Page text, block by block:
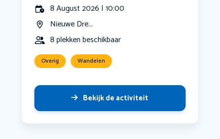
8 August 2026 | 10:00
Nieuwe Dre...
8 plekken beschikbaar
Overig Wandelen
Bekijk de activiteit